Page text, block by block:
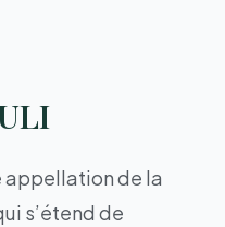
appellation de la
s’étend de